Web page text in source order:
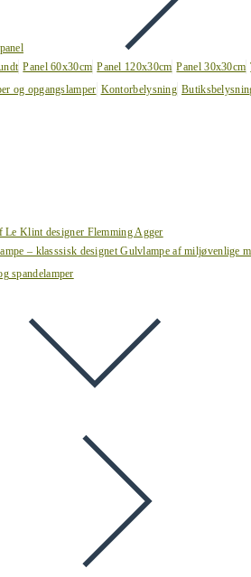
Panel 60x30cm Panel 120x30cm Panel 30x30cm
og opgangslamper Kontorbelysning
Le Klint designer Flemming Agger
– klasssisk designet Gulvlampe af miljøvenlige
spandelamper